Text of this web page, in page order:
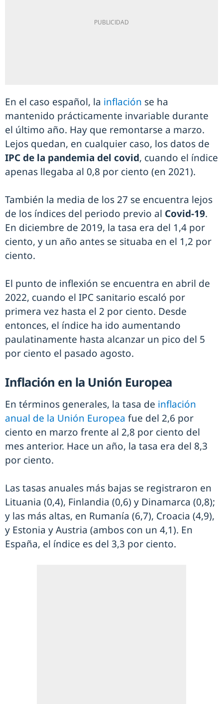
En el caso español, la inflación se ha
mantenido prácticamente invariable durante
el último año. Hay que remontarse a marzo.
Lejos quedan, en cualquier caso, los datos de
IPC de la pandemia del covid, cuando el índice
apenas llegaba al 0,8 por ciento (en 2021).
También la media de los 27 se encuentra lejos
de los índices del periodo previo al Covid-19.
En diciembre de 2019, la tasa era del 1,4 por
ciento, y un año antes se situaba en el 1,2 por
ciento.
El punto de inflexión se encuentra en abril de
2022, cuando el IPC sanitario escaló por
primera vez hasta el 2 por ciento. Desde
entonces, el índice ha ido aumentando
paulatinamente hasta alcanzar un pico del 5
por ciento el pasado agosto.
Inflación en la Unión Europea
En términos generales, la tasa de inflación
anual de la Unión Europea fue del 2,6 por
ciento en marzo frente al 2,8 por ciento del
mes anterior. Hace un año, la tasa era del 8,3
por ciento.
Las tasas anuales más bajas se registraron en
Lituania (0,4), Finlandia (0,6) y Dinamarca (0,8);
y las más altas, en Rumanía (6,7), Croacia (4,9),
y Estonia y Austria (ambos con un 4,1). En
España, el índice es del 3,3 por ciento.